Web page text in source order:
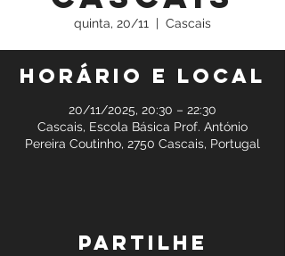
quinta, 20/11
  |
Cascais
Horário e local
20/11/2025, 20:30 – 22:30
Cascais, Escola Básica Prof. António
Pereira Coutinho, 2750 Cascais, Portugal
Partilhe